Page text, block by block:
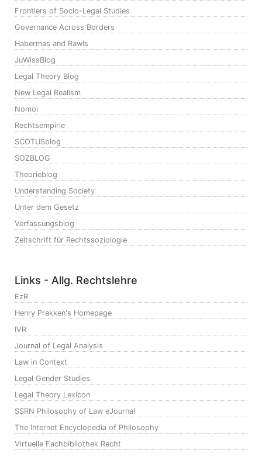
Frontiers of Socio-Legal Studies
Governance Across Borders
Habermas and Rawls
JuWissBlog
Legal Theory Blog
New Legal Realism
Nomoi
Rechtsempirie
SCOTUSblog
SOZBLOG
Theorieblog
Understanding Society
Unter dem Gesetz
Verfassungsblog
Zeitschrift für Rechtssoziologie
Links - Allg. Rechtslehre
EzR
Henry Prakken's Homepage
IVR
Journal of Legal Analysis
Law in Context
Legal Gender Studies
Legal Theory Lexicon
SSRN Philosophy of Law eJournal
The Internet Encyclopedia of Philosophy
Virtuelle Fachbibliothek Recht